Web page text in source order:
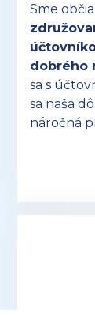
Sme
dobrého
sa s
sa naša
náročná